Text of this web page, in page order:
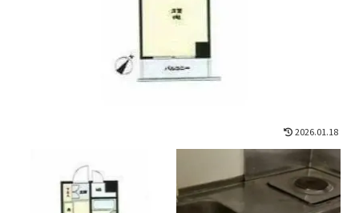
2026.01.18